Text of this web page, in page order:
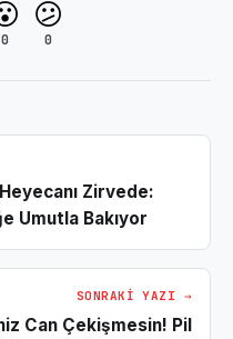
0
😕
0
Zirvede:
Umutla Bakıyor
SONRAKI YAZI →
Can Çekişmesin! Pil